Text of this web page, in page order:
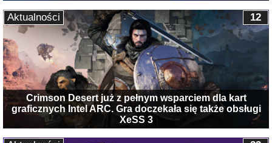
Crimson Desert już z pełnym wsparciem dla kart
graficznych Intel ARC. Gra doczekała się także obsługi
XeSS 3
12
Aktualności